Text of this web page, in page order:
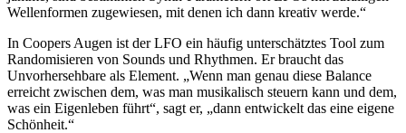
Wellenformen zugewiesen, mit denen ich dann kreativ werde.“
In Coopers Augen ist der LFO ein häufig unterschätztes Tool zum
Randomisieren von Sounds und Rhythmen. Er braucht das
Unvorhersehbare als Element. „Wenn man genau diese Balance
erreicht zwischen dem, was man musikalisch steuern kann und dem,
was ein Eigenleben führt“, sagt er, „dann entwickelt das eine eigene
Schönheit.“